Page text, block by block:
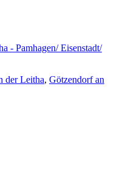
- Pamhagen/ Eisenstadt/
der Leitha, Götzendorf an